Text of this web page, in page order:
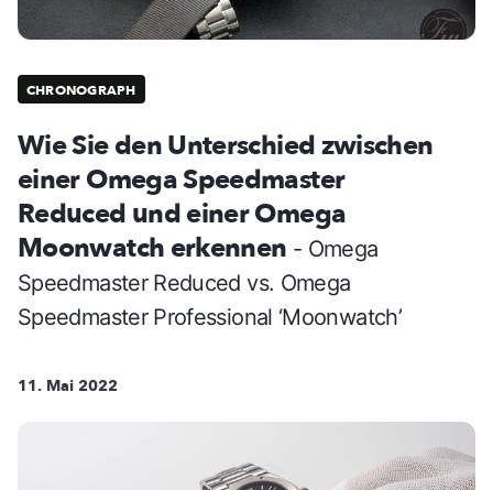
CHRONOGRAPH
Wie Sie den Unterschied zwischen
einer Omega Speedmaster
Reduced und einer Omega
Moonwatch erkennen - Omega
Speedmaster Reduced vs. Omega
Speedmaster Professional ‘Moonwatch’
11. Mai 2022